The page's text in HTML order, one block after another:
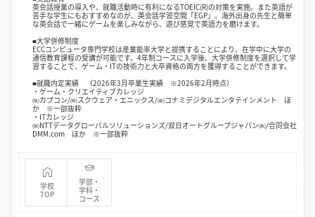
英会話授業の導入や、就職活動時に有利になるTOEIC(R)の対策を実施。また英語が
苦手な学生にもおすすめなのが、英会話学習空間「EGP」。海外出身の先生と簡単
な英会話で一緒にゲームを楽しみながら、遊び感覚で英語力を磨けます。
■大学併修制度
ECCコンピュータ専門学校は産業能率大学と提携することにより、在学中に大学の
通信教育課程の受講が可能です。4年制コースに入学後、大学併修制度を選択して学
習することで、ゲーム・ITの技術力と大卒資格の両方を獲得することができます。
■就職内定実績 （2026年3月卒業生実績 ※2026年2月時点）
・ゲーム・クリエイティブカレッジ
㈱カプコン/㈱スクウェア・エニックス/㈱コナミデジタルエンタテインメント ほ
か ※一部抜粋
・ITカレッジ
㈱NTTデータグローバルソリューションズ/双日オートグループジャパン㈱/合同会社
DMM.com ほか ※一部抜粋
学校
TOP
学部・
学科・
コース